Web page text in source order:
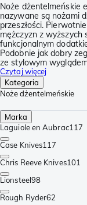
Noże dżentelmeńskie
nazywane są nożami
przeszłości.
mężczyzn z wyższych
funkcjonalnym
Podobnie jak dobry
ze stylowym
Czytaj więcej
Kategoria
Noże dżentelmeńskie
Marka
Laguiole en Aubrac117
Case Knives117
Chris Reeve Knives101
Lionsteel98
Rough Ryder62